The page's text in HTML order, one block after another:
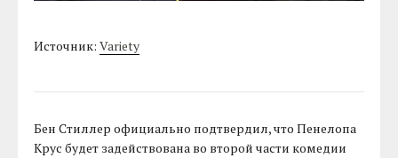
Источник:Variety
Бен Стиллер официально подтвердил, что Пенелопа
Крус будет задействована во второй части комедии